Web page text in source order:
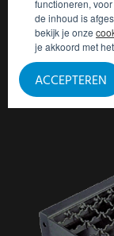
functioneren,
de inhoud is
bekijk je onze
je akkoord met
ACCEPTEREN
ONZE